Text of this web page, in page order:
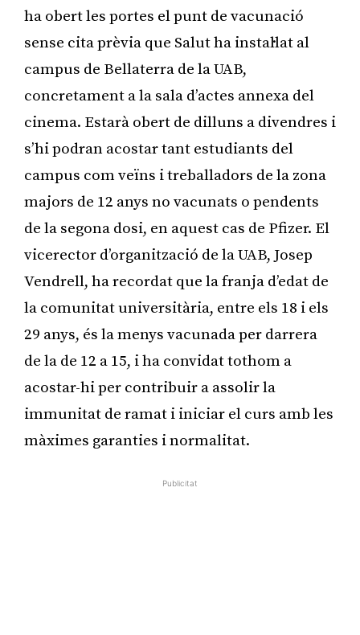
ha obert les portes el punt de vacunació
sense cita prèvia que Salut ha instal·lat al
campus de Bellaterra de la UAB,
concretament a la sala d’actes annexa del
cinema. Estarà obert de dilluns a divendres i
s’hi podran acostar tant estudiants del
campus com veïns i treballadors de la zona
majors de 12 anys no vacunats o pendents
de la segona dosi, en aquest cas de Pfizer. El
vicerector d’organització de la UAB, Josep
Vendrell, ha recordat que la franja d’edat de
la comunitat universitària, entre els 18 i els
29 anys, és la menys vacunada per darrera
de la de 12 a 15, i ha convidat tothom a
acostar-hi per contribuir a assolir la
immunitat de ramat i iniciar el curs amb les
màximes garanties i normalitat.
Publicitat